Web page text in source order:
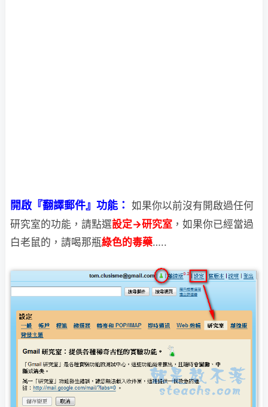
開啟『翻譯郵件』功能： 如果你以前沒有開啟過任何
研究室的功能，請點選設定→研究室 ，如果你已經當過
白老鼠的，請喝那瓶綠色的毒藥…..